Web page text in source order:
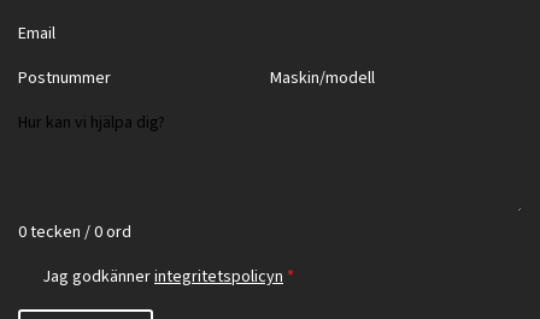
0 tecken / 0 ord
Jag godkännerintegritetspolicyn *